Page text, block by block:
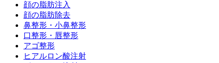
顔の脂肪注入
顔の脂肪除去
鼻整形・小鼻整形
口整形・唇整形
アゴ整形
ヒアルロン酸注射